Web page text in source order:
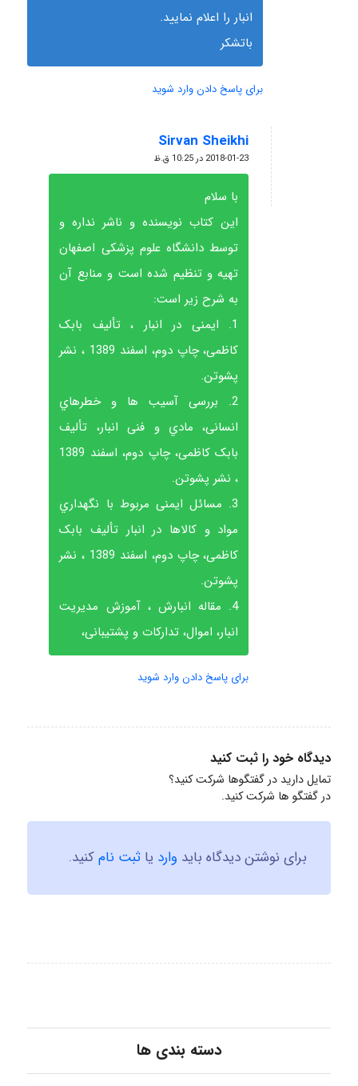
انبار را اعلام نمایید.
باتشکر
برای پاسخ دادن وارد شوید
Sirvan Sheikhi
گفته:
2018-01-23 در 10:25 ق.ظ
با سلام
این کتاب نویسنده و ناشر نداره و
توسط دانشگاه علوم پزشکی اصفهان
تهیه و تنظیم شده است و منابع آن
به شرح زیر است:
1. ایمنی در انبار ، تألیف بابک
کاظمی، چاپ دوم، اسفند 1389 ، نشر
پشوتن.
2. بررسی آسیب ها و خطرهاي
انسانی، مادي و فنی انبار، تألیف
بابک کاظمی، چاپ دوم، اسفند 1389
، نشر پشوتن.
3. مسائل ایمنی مربوط با نگهداري
مواد و کالاها در انبار تألیف بابک
کاظمی، چاپ دوم، اسفند 1389 ، نشر
پشوتن.
4. مقاله انبارش ، آموزش مدیریت
انبار، اموال، تدارکات و پشتیبانی،
برای پاسخ دادن وارد شوید
دیدگاه خود را ثبت کنید
تمایل دارید در گفتگوها شرکت کنید؟
در گفتگو ها شرکت کنید.
برای نوشتن دیدگاه باید وارد یا ثبت نامکنید.
دسته بندی ها